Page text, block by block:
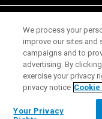
© 2026
We process your
improve our sites and
campaigns and to
advertising. By
exercise your privacy
privacy notice
Your Privacy